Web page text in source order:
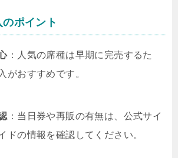
ポイント
：
人気の席種は早期に完売するた
がおすすめです。
： 当日券や再販の有無は、公式サイ
ドの情報を確認してください。